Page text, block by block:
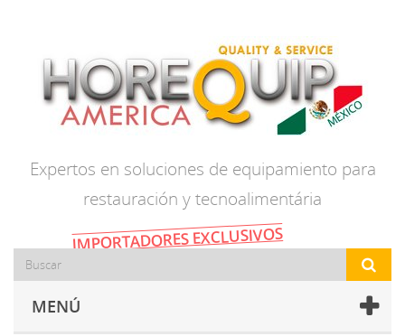
Expertos en soluciones de equipamiento para
restauración y tecnoalimentária
IMPORTADORES EXCLUSIVOS
MENÚ